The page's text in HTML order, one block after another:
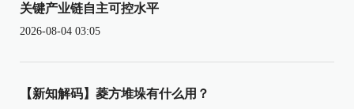
关键产业链自主可控水平
2026-08-04 03:05
【新知解码】菱方堆垛有什么用？